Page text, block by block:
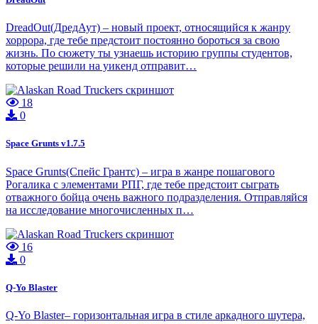
DreadOut(ДредАут) – новый проект, относящийся к жанру
хоррора, где тебе предстоит постоянно бороться за свою
жизнь. По сюжету ты узнаешь историю группы студентов,
которые решили на уикенд отправит…
18
0
Space Grunts v1.7.5
Space Grunts(Спейс Грантс) – игра в жанре пошагового
Рогалика с элементами РПГ, где тебе предстоит сыграть
отважного бойца очень важного подразделения. Отправляйся
на исследование многочисленных п…
16
0
Q-Yo Blaster
Q-Yo Blaster– горизонтальная игра в стиле аркадного шутера,